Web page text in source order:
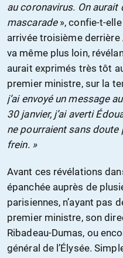
au coronavirus. On aurait
mascarade», confie-t-
arrivée troisième derrière
va même plus loin,
aurait exprimés très tôt
premier ministre, sur la
j’ai envoyé un message
30 janvier, j’ai averti
ne pourraient sans doute
frein. »
Avant ces révélations
épanchée auprès de
parisiennes, n’ayant pas
premier ministre, son
Ribadeau-Dumas, ou
général de l’Élysée.